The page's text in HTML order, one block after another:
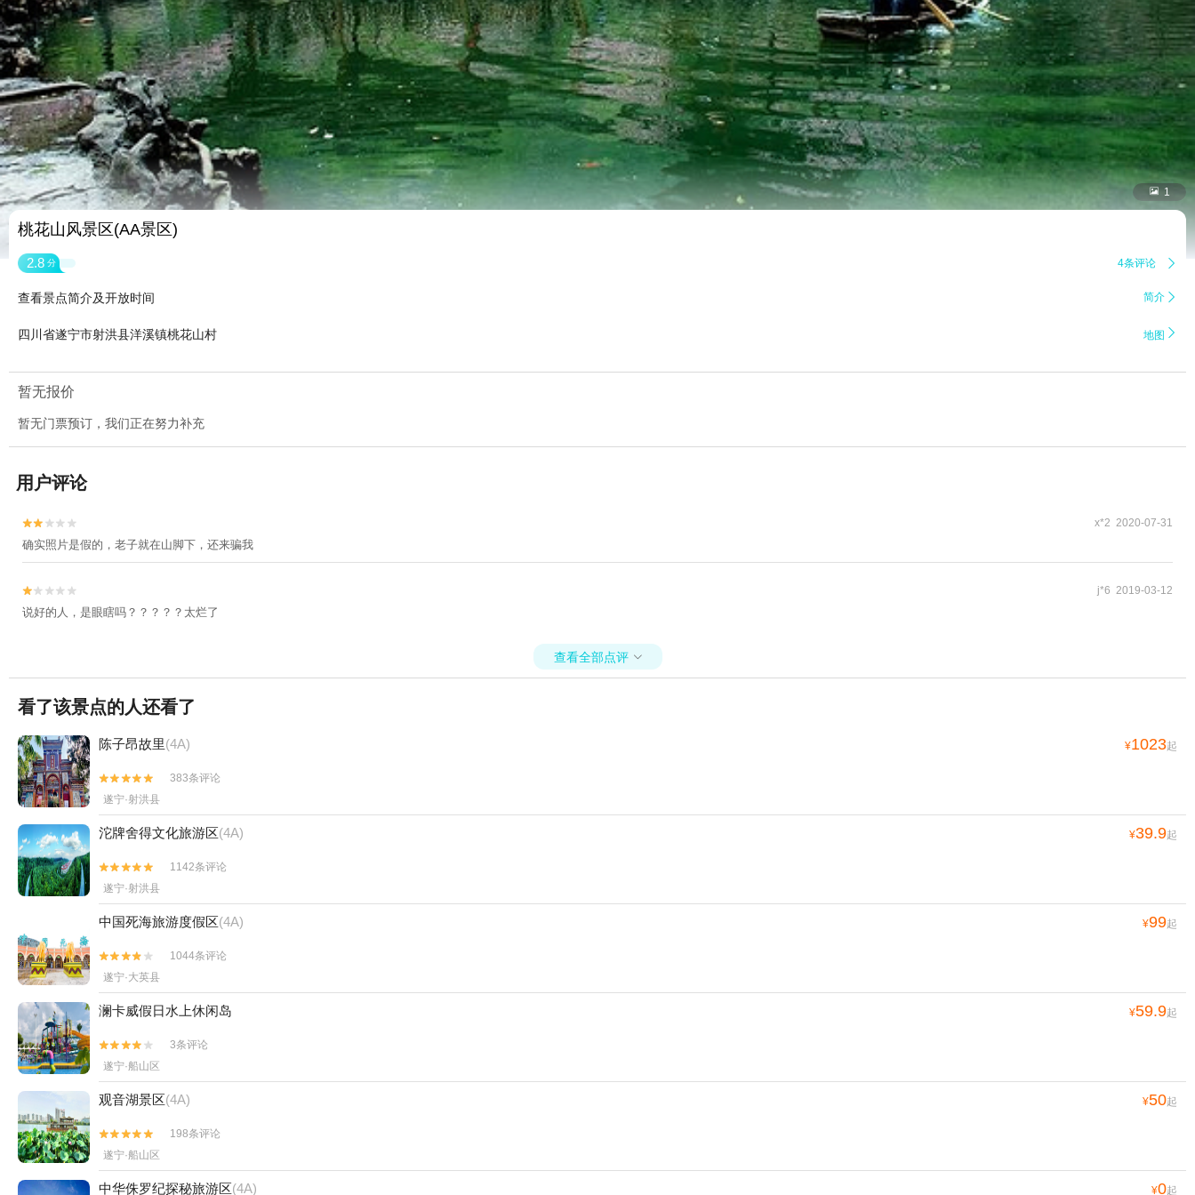
 1
桃花山风景区(AA景区)
2.8 分 4条评论 
查看景点简介及开放时间 简介 
四川省遂宁市射洪县洋溪镇桃花山村 地图 
暂无报价
暂无门票预订，我们正在努力补充
用户评论

 x*2 2020-07-31
确实照片是假的，老子就在山脚下，还来骗我

 j*6 2019-03-12
说好的人，是眼瞎吗？？？？？太烂了
查看全部点评 
看了该景点的人还看了
陈子昂故里(4A) ¥1023起


383条评论
遂宁·射洪县
沱牌舍得文化旅游区(4A) ¥39.9起


1142条评论
遂宁·射洪县
中国死海旅游度假区(4A) ¥99起


1044条评论
遂宁·大英县
澜卡威假日水上休闲岛 ¥59.9起


3条评论
遂宁·船山区
观音湖景区(4A) ¥50起


198条评论
遂宁·船山区
中华侏罗纪探秘旅游区(4A) ¥0起